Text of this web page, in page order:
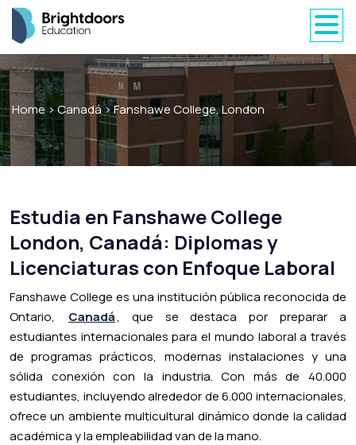
Home>Canadá>Fanshawe College, London
Estudia en Fanshawe College
London, Canadá: Diplomas y
Licenciaturas con Enfoque Laboral
Fanshawe College es una institución pública reconocida de
Ontario,
Canadá, que se destaca por preparar a
estudiantes internacionales para el mundo laboral a través
de programas prácticos, modernas instalaciones y una
sólida conexión con la industria. Con más de 40.000
estudiantes, incluyendo alrededor de 6.000 internacionales,
ofrece un ambiente multicultural dinámico donde la calidad
académica y la empleabilidad van de la mano.